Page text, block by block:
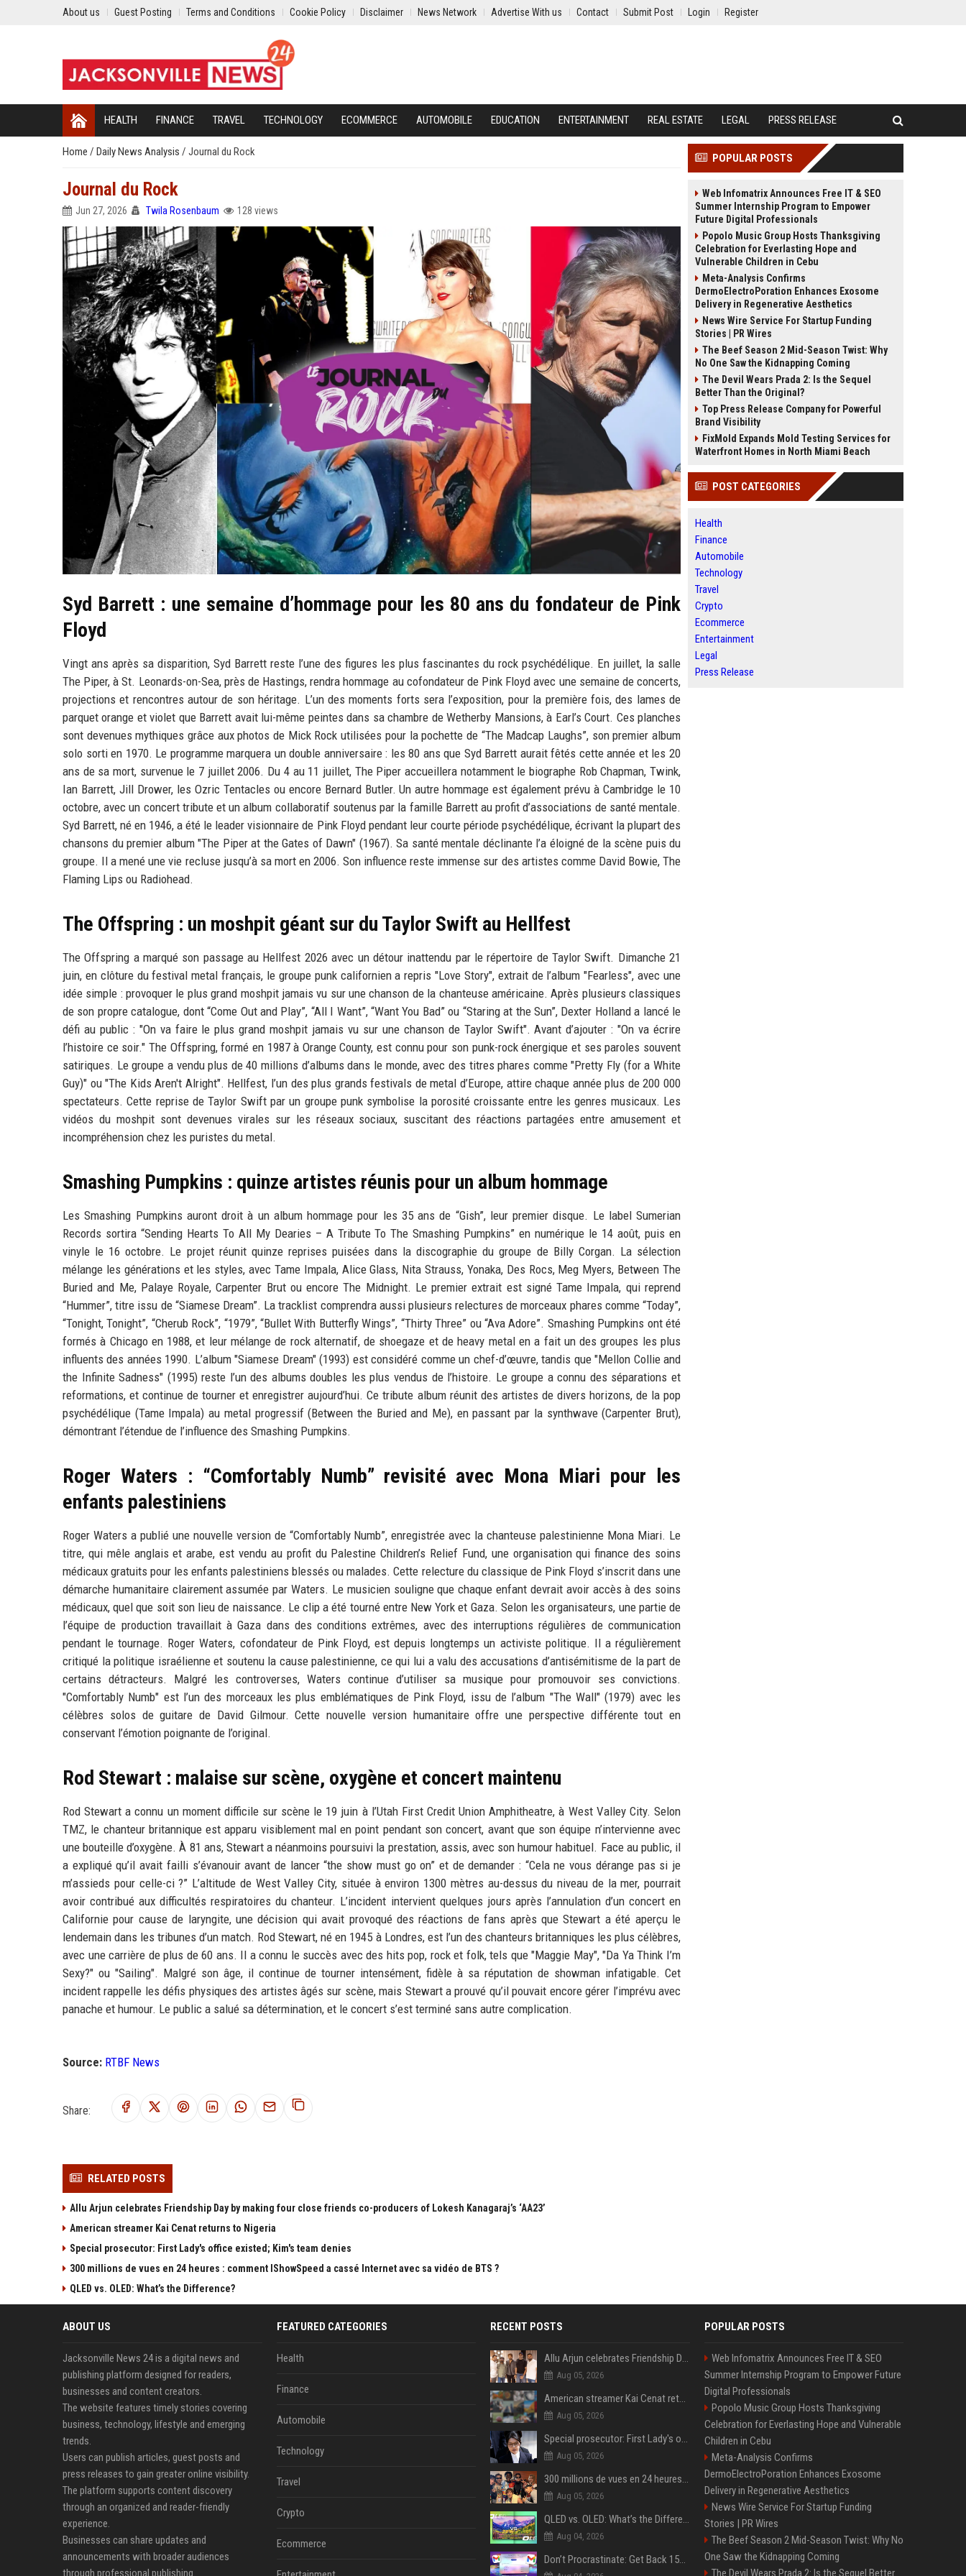
About us Guest Posting Terms and Conditions Cookie Policy Disclaimer News Network Advertise With us Contact Submit Post Login Register
HEALTH FINANCE TRAVEL TECHNOLOGY ECOMMERCE AUTOMOBILE EDUCATION ENTERTAINMENT REAL ESTATE LEGAL PRESS RELEASE
Home / Daily News Analysis / Journal du Rock
Journal du Rock
Jun 27, 2026 Twila Rosenbaum 128 views
Syd Barrett : une semaine d’hommage pour les 80 ans du fondateur de Pink
Floyd
Vingt ans après sa disparition, Syd Barrett reste l’une des figures les plus fascinantes du rock psychédélique. En juillet, la salle
The Piper, à St. Leonards-on-Sea, près de Hastings, rendra hommage au cofondateur de Pink Floyd avec une semaine de concerts,
projections et rencontres autour de son héritage. L’un des moments forts sera l’exposition, pour la première fois, des lames de
parquet orange et violet que Barrett avait lui-même peintes dans sa chambre de Wetherby Mansions, à Earl’s Court. Ces planches
sont devenues mythiques grâce aux photos de Mick Rock utilisées pour la pochette de “The Madcap Laughs”, son premier album
solo sorti en 1970. Le programme marquera un double anniversaire : les 80 ans que Syd Barrett aurait fêtés cette année et les 20
ans de sa mort, survenue le 7 juillet 2006. Du 4 au 11 juillet, The Piper accueillera notamment le biographe Rob Chapman, Twink,
Ian Barrett, Jill Drower, les Ozric Tentacles ou encore Bernard Butler. Un autre hommage est également prévu à Cambridge le 10
octobre, avec un concert tribute et un album collaboratif soutenus par la famille Barrett au profit d’associations de santé mentale.
Syd Barrett, né en 1946, a été le leader visionnaire de Pink Floyd pendant leur courte période psychédélique, écrivant la plupart des
chansons du premier album "The Piper at the Gates of Dawn" (1967). Sa santé mentale déclinante l’a éloigné de la scène puis du
groupe. Il a mené une vie recluse jusqu’à sa mort en 2006. Son influence reste immense sur des artistes comme David Bowie, The
Flaming Lips ou Radiohead.
The Offspring : un moshpit géant sur du Taylor Swift au Hellfest
The Offspring a marqué son passage au Hellfest 2026 avec un détour inattendu par le répertoire de Taylor Swift. Dimanche 21
juin, en clôture du festival metal français, le groupe punk californien a repris "Love Story", extrait de l’album "Fearless", avec une
idée simple : provoquer le plus grand moshpit jamais vu sur une chanson de la chanteuse américaine. Après plusieurs classiques
de son propre catalogue, dont “Come Out and Play”, “All I Want”, “Want You Bad” ou “Staring at the Sun”, Dexter Holland a lancé le
défi au public : "On va faire le plus grand moshpit jamais vu sur une chanson de Taylor Swift". Avant d’ajouter : "On va écrire
l’histoire ce soir." The Offspring, formé en 1987 à Orange County, est connu pour son punk-rock énergique et ses paroles souvent
satiriques. Le groupe a vendu plus de 40 millions d’albums dans le monde, avec des titres phares comme "Pretty Fly (for a White
Guy)" ou "The Kids Aren't Alright". Hellfest, l’un des plus grands festivals de metal d’Europe, attire chaque année plus de 200 000
spectateurs. Cette reprise de Taylor Swift par un groupe punk symbolise la porosité croissante entre les genres musicaux. Les
vidéos du moshpit sont devenues virales sur les réseaux sociaux, suscitant des réactions partagées entre amusement et
incompréhension chez les puristes du metal.
Smashing Pumpkins : quinze artistes réunis pour un album hommage
Les Smashing Pumpkins auront droit à un album hommage pour les 35 ans de “Gish”, leur premier disque. Le label Sumerian
Records sortira “Sending Hearts To All My Dearies – A Tribute To The Smashing Pumpkins” en numérique le 14 août, puis en
vinyle le 16 octobre. Le projet réunit quinze reprises puisées dans la discographie du groupe de Billy Corgan. La sélection
mélange les générations et les styles, avec Tame Impala, Alice Glass, Nita Strauss, Yonaka, Des Rocs, Meg Myers, Between The
Buried and Me, Palaye Royale, Carpenter Brut ou encore The Midnight. Le premier extrait est signé Tame Impala, qui reprend
“Hummer”, titre issu de “Siamese Dream”. La tracklist comprendra aussi plusieurs relectures de morceaux phares comme “Today”,
“Tonight, Tonight”, “Cherub Rock”, “1979”, “Bullet With Butterfly Wings”, “Thirty Three” ou “Ava Adore”. Smashing Pumpkins ont été
formés à Chicago en 1988, et leur mélange de rock alternatif, de shoegaze et de heavy metal en a fait un des groupes les plus
influents des années 1990. L’album "Siamese Dream" (1993) est considéré comme un chef-d’œuvre, tandis que "Mellon Collie and
the Infinite Sadness" (1995) reste l’un des albums doubles les plus vendus de l’histoire. Le groupe a connu des séparations et
reformations, et continue de tourner et enregistrer aujourd’hui. Ce tribute album réunit des artistes de divers horizons, de la pop
psychédélique (Tame Impala) au metal progressif (Between the Buried and Me), en passant par la synthwave (Carpenter Brut),
démontrant l’étendue de l’influence des Smashing Pumpkins.
Roger Waters : “Comfortably Numb” revisité avec Mona Miari pour les
enfants palestiniens
Roger Waters a publié une nouvelle version de “Comfortably Numb”, enregistrée avec la chanteuse palestinienne Mona Miari. Le
titre, qui mêle anglais et arabe, est vendu au profit du Palestine Children’s Relief Fund, une organisation qui finance des soins
médicaux gratuits pour les enfants palestiniens blessés ou malades. Cette relecture du classique de Pink Floyd s’inscrit dans une
démarche humanitaire clairement assumée par Waters. Le musicien souligne que chaque enfant devrait avoir accès à des soins
médicaux, quel que soit son lieu de naissance. Le clip a été tourné entre New York et Gaza. Selon les organisateurs, une partie de
l’équipe de production travaillait à Gaza dans des conditions extrêmes, avec des interruptions régulières de communication
pendant le tournage. Roger Waters, cofondateur de Pink Floyd, est depuis longtemps un activiste politique. Il a régulièrement
critiqué la politique israélienne et soutenu la cause palestinienne, ce qui lui a valu des accusations d’antisémitisme de la part de
certains détracteurs. Malgré les controverses, Waters continue d’utiliser sa musique pour promouvoir ses convictions.
"Comfortably Numb" est l’un des morceaux les plus emblématiques de Pink Floyd, issu de l’album "The Wall" (1979) avec les
célèbres solos de guitare de David Gilmour. Cette nouvelle version humanitaire offre une perspective différente tout en
conservant l’émotion poignante de l’original.
Rod Stewart : malaise sur scène, oxygène et concert maintenu
Rod Stewart a connu un moment difficile sur scène le 19 juin à l’Utah First Credit Union Amphitheatre, à West Valley City. Selon
TMZ, le chanteur britannique est apparu visiblement mal en point pendant son concert, avant que son équipe n’intervienne avec
une bouteille d’oxygène. À 81 ans, Stewart a néanmoins poursuivi la prestation, assis, avec son humour habituel. Face au public, il
a expliqué qu’il avait failli s’évanouir avant de lancer “the show must go on” et de demander : “Cela ne vous dérange pas si je
m’assieds pour celle-ci ?” L’altitude de West Valley City, située à environ 1300 mètres au-dessus du niveau de la mer, pourrait
avoir contribué aux difficultés respiratoires du chanteur. L’incident intervient quelques jours après l’annulation d’un concert en
Californie pour cause de laryngite, une décision qui avait provoqué des réactions de fans après que Stewart a été aperçu le
lendemain dans les tribunes d’un match. Rod Stewart, né en 1945 à Londres, est l’un des chanteurs britanniques les plus célèbres,
avec une carrière de plus de 60 ans. Il a connu le succès avec des hits pop, rock et folk, tels que "Maggie May", "Da Ya Think I’m
Sexy?" ou "Sailing". Malgré son âge, il continue de tourner intensément, fidèle à sa réputation de showman infatigable. Cet
incident rappelle les défis physiques des artistes âgés sur scène, mais Stewart a prouvé qu’il pouvait encore gérer l’imprévu avec
panache et humour. Le public a salué sa détermination, et le concert s’est terminé sans autre complication.
Source: RTBF News
Share:
RELATED POSTS
Allu Arjun celebrates Friendship Day by making four close friends co-producers of Lokesh Kanagaraj’s ‘AA23’
American streamer Kai Cenat returns to Nigeria
Special prosecutor: First Lady's office existed; Kim's team denies
300 millions de vues en 24 heures : comment IShowSpeed a cassé Internet avec sa vidéo de BTS ?
QLED vs. OLED: What’s the Difference?
POPULAR POSTS
Web Infomatrix Announces Free IT & SEO
Summer Internship Program to Empower
Future Digital Professionals
Popolo Music Group Hosts Thanksgiving
Celebration for Everlasting Hope and
Vulnerable Children in Cebu
Meta-Analysis Confirms
DermoElectroPoration Enhances Exosome
Delivery in Regenerative Aesthetics
News Wire Service For Startup Funding
Stories | PR Wires
The Beef Season 2 Mid-Season Twist: Why
No One Saw the Kidnapping Coming
The Devil Wears Prada 2: Is the Sequel
Better Than the Original?
Top Press Release Company for Powerful
Brand Visibility
FixMold Expands Mold Testing Services for
Waterfront Homes in North Miami Beach
POST CATEGORIES
Health
Finance
Automobile
Technology
Travel
Crypto
Ecommerce
Entertainment
Legal
Press Release
ABOUT US
Jacksonville News 24 is a digital news and
publishing platform designed for readers,
businesses and content creators.
The website features timely stories covering
business, technology, lifestyle and emerging
trends.
Users can publish articles, guest posts and
press releases to gain greater online visibility.
The platform supports content discovery
through an organized and reader-friendly
experience.
Businesses can share updates and
announcements with broader audiences
through professional publishing.
FEATURED CATEGORIES
Health
Finance
Automobile
Technology
Travel
Crypto
Ecommerce
RECENT POSTS
Allu Arjun celebrates Friendship Day by making four close friends co-producers of Lokesh Kanagaraj’s ‘AA23’
Aug 05, 2026
American streamer Kai Cenat returns to Nigeria
Aug 05, 2026
Special prosecutor: First Lady's office existed; Kim's team denies
Aug 05, 2026
300 millions de vues en 24 heures : comment IShowSpeed a cassé Internet avec sa vidéo de BTS ?
Aug 05, 2026
QLED vs. OLED: What’s the Difference?
Aug 04, 2026
Don’t Procrastinate: Get Back 15GB of Free Gmail Storage While You Can
POPULAR POSTS
Web Infomatrix Announces Free IT & SEO
Summer Internship Program to Empower Future
Digital Professionals
Popolo Music Group Hosts Thanksgiving
Celebration for Everlasting Hope and Vulnerable
Children in Cebu
Meta-Analysis Confirms
DermoElectroPoration Enhances Exosome
Delivery in Regenerative Aesthetics
News Wire Service For Startup Funding
Stories | PR Wires
The Beef Season 2 Mid-Season Twist: Why No
One Saw the Kidnapping Coming
The Devil Wears Prada 2: Is the Sequel Better